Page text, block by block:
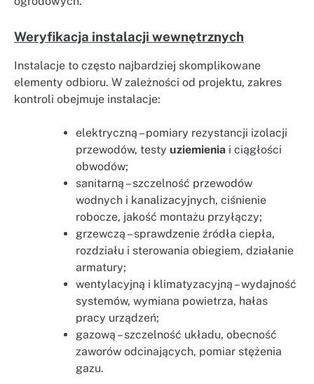
Weryfikacja instalacji wewnętrznych
Instalacje to często najbardziej skomplikowane
elementy odbioru. W zależności od projektu, zakres
kontroli obejmuje instalacje:
elektryczną – pomiary rezystancji izolacji
przewodów, testy uziemienia i ciągłości
obwodów;
sanitarną – szczelność przewodów
wodnych i kanalizacyjnych, ciśnienie
robocze, jakość montażu przyłączy;
grzewczą – sprawdzenie źródła ciepła,
rozdziału i sterowania obiegiem, działanie
armatury;
wentylacyjną i klimatyzacyjną – wydajność
systemów, wymiana powietrza, hałas
pracy urządzeń;
gazową – szczelność układu, obecność
zaworów odcinających, pomiar stężenia
gazu.